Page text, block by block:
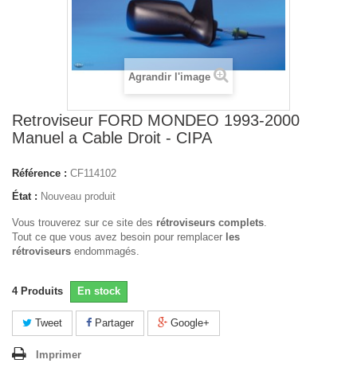
Agrandir l'image
Retroviseur FORD MONDEO 1993-2000
Manuel a Cable Droit - CIPA
Référence : CF114102
État : Nouveau produit
Vous trouverez sur ce site des rétroviseurs complets.
Tout ce que vous avez besoin pour remplacer les
rétroviseurs endommagés.
4 Produits En stock
Tweet Partager Google+
Imprimer